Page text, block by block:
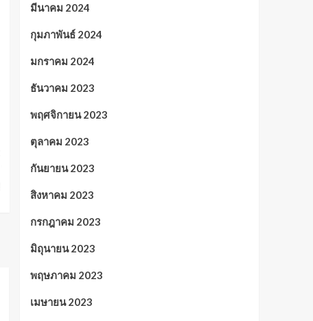
มีนาคม 2024
กุมภาพันธ์ 2024
มกราคม 2024
ธันวาคม 2023
พฤศจิกายน 2023
ตุลาคม 2023
กันยายน 2023
สิงหาคม 2023
กรกฎาคม 2023
มิถุนายน 2023
พฤษภาคม 2023
เมษายน 2023